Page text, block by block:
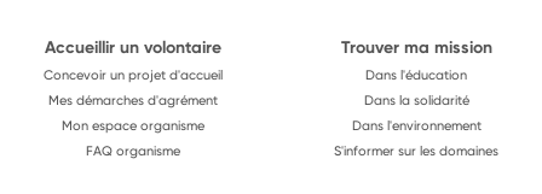
Accueillir un volontaire
Concevoir un projet d'accueil
Mes démarches d'agrément
Mon espace organisme
FAQ organisme
Trouver ma mission
Dans l'éducation
Dans la solidarité
Dans l'environnement
S'informer sur les domaines